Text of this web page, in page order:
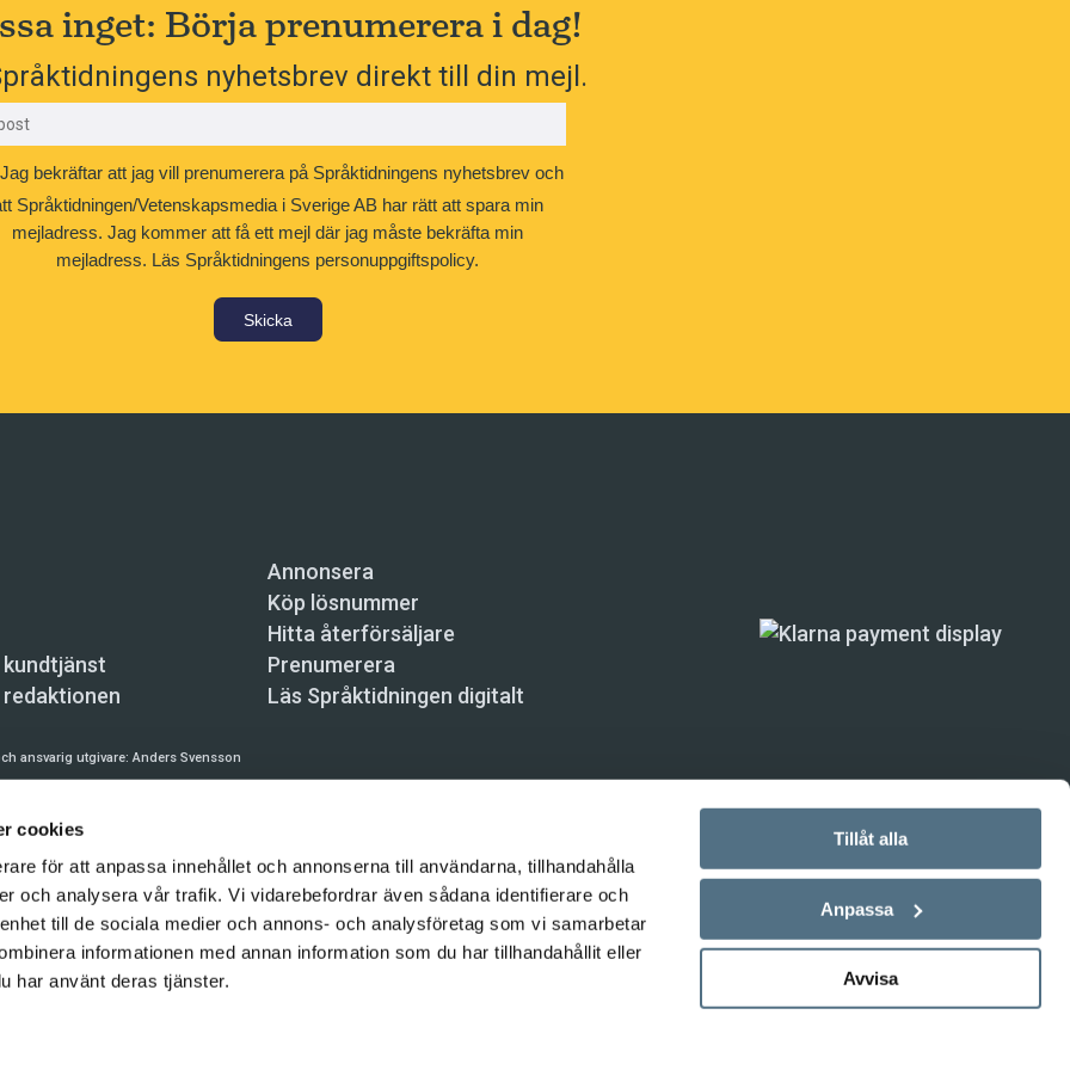
cookies
för att anpassa innehållet och annonserna till användarna, tillhandahålla
och analysera vår trafik. Vi vidarebefordrar även sådana identifierare och
till de sociala medier och annons- och analysföretag som vi samarbetar
informationen med annan information som du har tillhandahållit eller
har använt deras tjänster.
Tillåt alla
Anpassa
Avvisa
inget: Börja prenumerera i dag!
nyhetsbrev direkt till din mejl.
Jag bekräftar att jag vill prenumerera på Språktidningens nyhetsbrev och
Språktidningen/Vetenskapsmedia i Sverige AB har rätt att spara min
mejladress. Jag kommer att få ett mejl där jag måste bekräfta min
mejladress. Läs Språktidningens personuppgiftspolicy.
Skicka
Annonsera
Köp lösnummer
Hitta återförsäljare
Prenumerera
Läs Språktidningen digitalt
ansvarig utgivare:Anders Svensson
08-121 062 34 (vardagar 8–17),
automatiska tjänster och maskinläsbara metoder (robotar, spiders, indexering och liknande) är inte
på denna webbplats är upphovsrättsligt skyddat.
och Vetenskapsmedia i Sverige AB 2026